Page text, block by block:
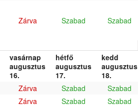
Zárva Szabad Szabad
vasárnap
augusztus
16.
hétfő
augusztus
17.
kedd
augusztus
18.
Zárva Szabad
Szabad
Zárva Szabad
Szabad